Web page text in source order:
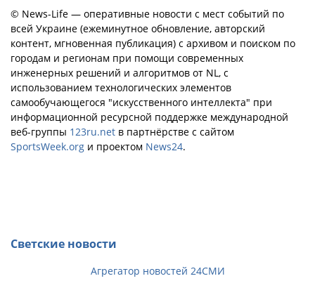
© News-Life — оперативные новости с мест событий по
всей Украине (ежеминутное обновление, авторский
контент, мгновенная публикация) с архивом и поиском по
городам и регионам при помощи современных
инженерных решений и алгоритмов от NL, с
использованием технологических элементов
самообучающегося "искусственного интеллекта" при
информационной ресурсной поддержке международной
веб-группы 123ru.net в партнёрстве с сайтом
SportsWeek.org и проектом News24.
Светские новости
Агрегатор новостей 24СМИ